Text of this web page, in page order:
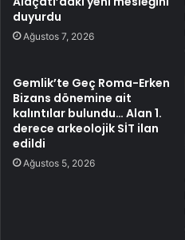
duyurdu
Ağustos 7, 2026
Gemlik’te Geç Roma-Erken
Bizans dönemine ait
kalıntılar bulundu… Alan 1.
derece arkeolojik SİT ilan
edildi
Ağustos 5, 2026